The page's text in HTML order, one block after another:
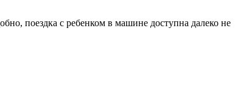
поездка с ребенком в машине доступна далеко не